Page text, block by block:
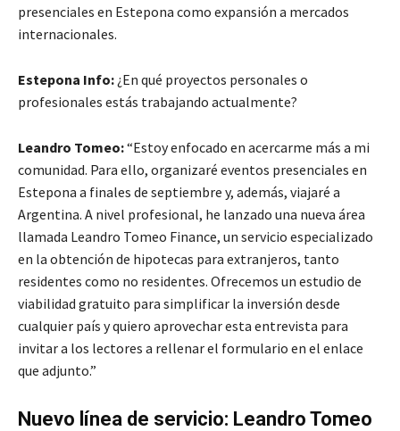
presenciales en Estepona como expansión a mercados
internacionales.
Estepona Info: ¿En qué proyectos personales o
profesionales estás trabajando actualmente?
Leandro Tomeo:“Estoy enfocado en acercarme más a mi
comunidad. Para ello, organizaré eventos presenciales en
Estepona a finales de septiembre y, además, viajaré a
Argentina. A nivel profesional, he lanzado una nueva área
llamada Leandro Tomeo Finance, un servicio especializado
en la obtención de hipotecas para extranjeros, tanto
residentes como no residentes. Ofrecemos un estudio de
viabilidad gratuito para simplificar la inversión desde
cualquier país y quiero aprovechar esta entrevista para
invitar a los lectores a rellenar el formulario en el enlace
que adjunto.”
Nuevo línea de servicio: Leandro Tomeo